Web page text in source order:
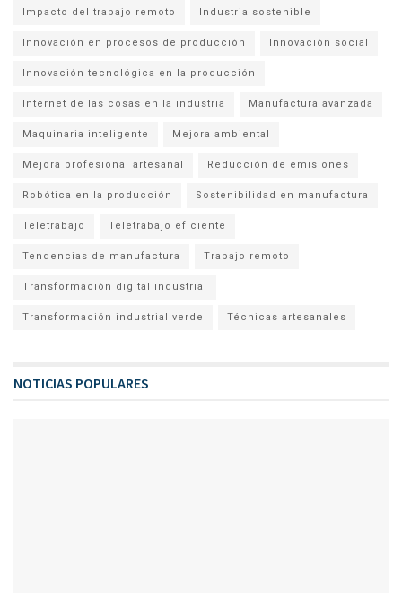
Impacto del trabajo remoto Industria sostenible
Innovación en procesos de producción Innovación social
Innovación tecnológica en la producción
Internet de las cosas en la industria Manufactura avanzada
Maquinaria inteligente Mejora ambiental
Mejora profesional artesanal Reducción de emisiones
Robótica en la producción Sostenibilidad en manufactura
Teletrabajo Teletrabajo eficiente
Tendencias de manufactura Trabajo remoto
Transformación digital industrial
Transformación industrial verde Técnicas artesanales
NOTICIAS POPULARES